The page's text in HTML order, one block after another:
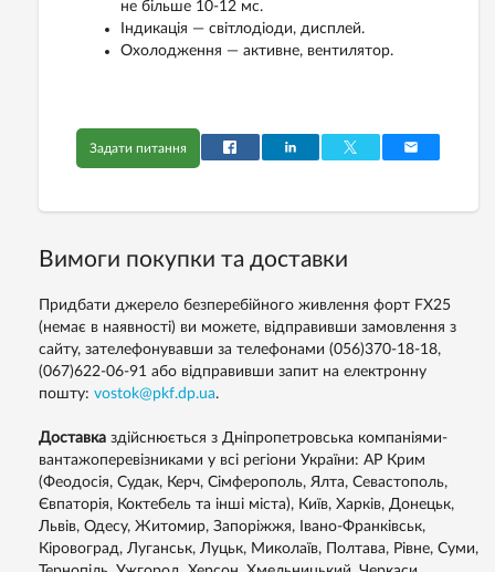
не більше 10-12 мс.
Індикація — світлодіоди, дисплей.
Охолодження — активне, вентилятор.
Задати питання
Вимоги покупки та доставки
Придбати джерело безперебійного живлення форт FX25
(немає в наявності) ви можете, відправивши замовлення з
сайту, зателефонувавши за телефонами (056)370-18-18,
(067)622-06-91 або відправивши запит на електронну
пошту: vostok@pkf.dp.ua.
Доставка здійснюється з Дніпропетровська компаніями-
вантажоперевізниками у всі регіони України: АР Крим
(Феодосія, Судак, Керч, Сімферополь, Ялта, Севастополь,
Євпаторія, Коктебель та інші міста), Київ, Харків, Донецьк,
Львів, Одесу, Житомир, Запоріжжя, Івано-Франківськ,
Кіровоград, Луганськ, Луцьк, Миколаїв, Полтава, Рівне, Суми,